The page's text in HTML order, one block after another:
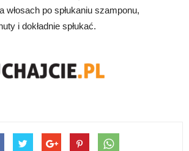
włosach po spłukaniu szamponu,
i dokładnie spłukać.